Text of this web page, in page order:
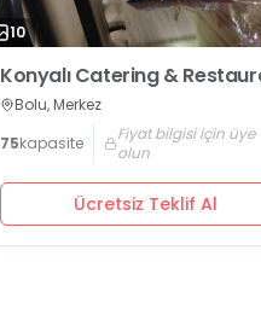
10
Konyalı Catering &
Bolu, Merkez
75kapasite
Fiyat bilgisi için üye
olun
Ücretsiz Teklif Al